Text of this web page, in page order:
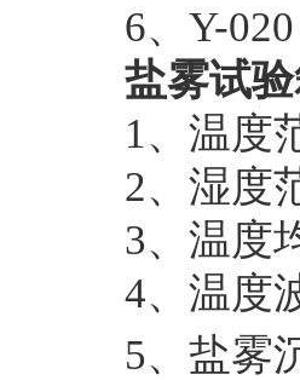
6、 Y-
盐雾试
1、 温度
2、 湿度
3、 温度
4、 温度
5、 盐雾